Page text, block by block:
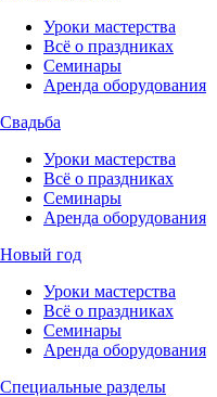
Уроки мастерства
Всё о праздниках
Семинары
Аренда оборудования
Свадьба
Уроки мастерства
Всё о праздниках
Семинары
Аренда оборудования
Новый год
Уроки мастерства
Всё о праздниках
Семинары
Аренда оборудования
Специальные разделы